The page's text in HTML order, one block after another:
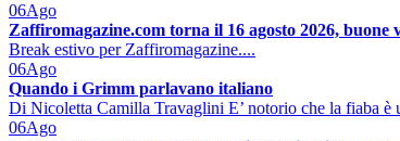
06Ago
Zaffiromagazine.com torna il 16 agosto 2026, buone
Break estivo per Zaffiromagazine....
06Ago
Quando i Grimm parlavano italiano
Di Nicoletta Camilla Travaglini E’ notorio che la fiaba è
06Ago